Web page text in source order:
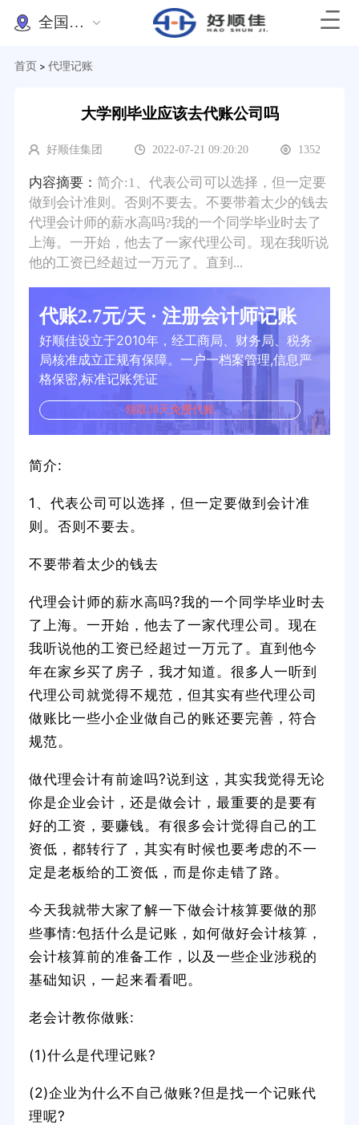
全国办理
首页 > 代理记账
大学刚毕业应该去代账公司吗
好顺佳集团 2022-07-21 09:20:20 1352
内容摘要： 简介:1、代表公司可以选择，但一定要
做到会计准则。否则不要去。不要带着太少的钱去
代理会计师的薪水高吗?我的一个同学毕业时去了
上海。一开始，他去了一家代理公司。现在我听说
他的工资已经超过一万元了。直到...
代账2.7元/天 · 注册会计师记账
好顺佳设立于2010年，经工商局、财务局、税务
局核准成立正规有保障。一户一档案管理,信息严
格保密,标准记账凭证
领取30天免费代账
简介:
1、代表公司可以选择，但一定要做到会计准
则。否则不要去。
不要带着太少的钱去
代理会计师的薪水高吗?我的一个同学毕业时去
了上海。一开始，他去了一家代理公司。现在
我听说他的工资已经超过一万元了。直到他今
年在家乡买了房子，我才知道。很多人一听到
代理公司就觉得不规范，但其实有些代理公司
做账比一些小企业做自己的账还要完善，符合
规范。
做代理会计有前途吗?说到这，其实我觉得无论
你是企业会计，还是做会计，最重要的是要有
好的工资，要赚钱。有很多会计觉得自己的工
资低，都转行了，其实有时候也要考虑的不一
定是老板给的工资低，而是你走错了路。
今天我就带大家了解一下做会计核算要做的那
些事情:包括什么是记账，如何做好会计核算，
会计核算前的准备工作，以及一些企业涉税的
基础知识，一起来看看吧。
老会计教你做账:
(1)什么是代理记账?
(2)企业为什么不自己做账?但是找一个记账代
理呢?